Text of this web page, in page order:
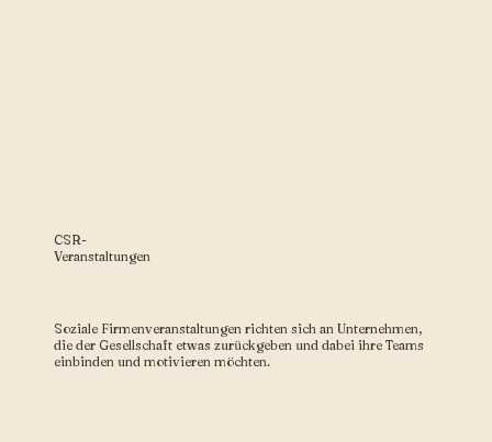
CSR-
Veranstaltungen
Soziale Firmenveranstaltungen richten sich an Unternehmen,
die der Gesellschaft etwas zurückgeben und dabei ihre Teams
einbinden und motivieren möchten.